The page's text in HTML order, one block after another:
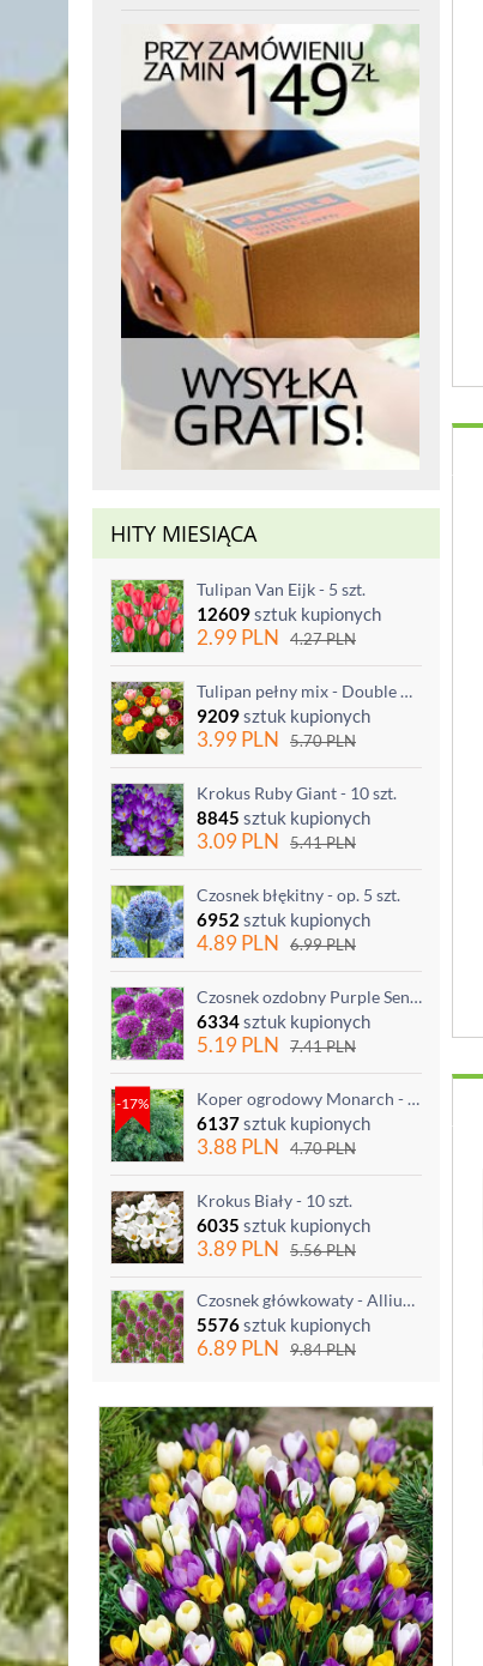
HITY MIESIĄCA
Tulipan Van Eijk - 5 szt.
12609sztuk kupionych
2.99PLN 4.27PLN
Tulipan pełny mix - Double mix - 5 szt.
9209sztuk kupionych
3.99PLN 5.70PLN
Krokus Ruby Giant - 10 szt.
8845 sztuk kupionych
3.09PLN 5.41PLN
Czosnek błękitny - op. 5 szt.
6952 sztuk kupionych
4.89PLN 6.99PLN
Czosnek ozdobny Purple Sensation - op. 3 szt.
6334sztuk kupionych
5.19PLN 7.41PLN
-17% Koper ogrodowy Monarch - po ścięciu odrasta
6137sztuk kupionych
3.88 PLN 4.70PLN
Krokus Biały - 10 szt.
6035 sztuk kupionych
3.89PLN 5.56PLN
Czosnek główkowaty - Allium sphaerocephalon - 20 szt.
5576sztuk kupionych
6.89PLN 9.84PLN